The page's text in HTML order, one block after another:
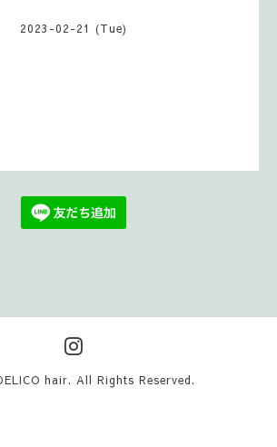
2023-02-21 (Tue)
hair. All Rights Reserved.